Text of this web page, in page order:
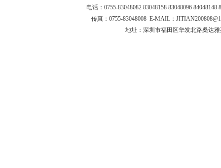
电话：0755-83048082 83048158 83048096 84048148
传真：0755-83048008 E-MAIL：
地址：深圳市福田区华发北路桑达雅